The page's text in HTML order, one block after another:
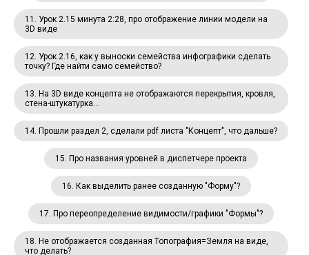
11. Урок 2.15 минута 2:28, про отображение линии модели на
3D виде
12. Урок 2.16, как у выноски семейства инфографики сделать
точку? Где найти само семейство?
13. На 3D виде концепта не отображаются перекрытия, кровля,
стена-штукатурка...
14. Прошли раздел 2, сделали pdf листа "Концепт", что дальше?
15. Про названия уровней в диспетчере проекта
16. Как выделить ранее созданную "Форму"?
17. Про переопределение видимости/графики "Формы"?
18. Не отображается созданная Топография=Земля на виде,
что делать?